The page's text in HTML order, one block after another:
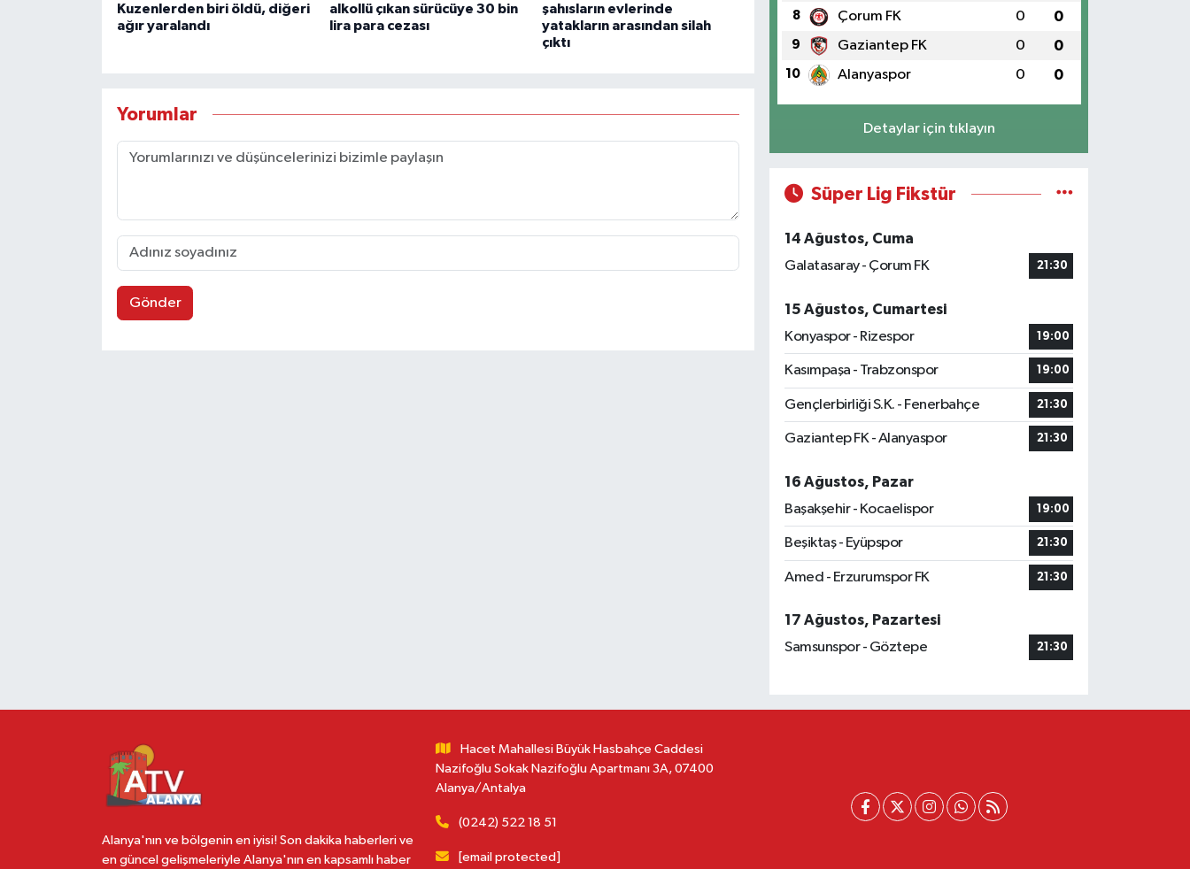
Kuzenlerden biri öldü, diğeri
ağır yaralandı
alkollü çıkan sürücüye 30 bin
lira para cezası
şahısların evlerinde
yatakların arasından silah
çıktı
Yorumlar
Gönder
8 Çorum FK 0 0
9 Gaziantep FK 0 0
10 Alanyaspor 0 0
Detaylar için tıklayın
Süper Lig Fikstür
14 Ağustos, Cuma
Galatasaray - Çorum FK
21:30
15 Ağustos, Cumartesi
Konyaspor - Rizespor
19:00
Kasımpaşa - Trabzonspor 19:00
Gençlerbirliği S.K. - Fenerbahçe 21:30
Gaziantep FK - Alanyaspor 21:30
16 Ağustos, Pazar
Başakşehir - Kocaelispor
19:00
Beşiktaş - Eyüpspor 21:30
Amed - Erzurumspor FK 21:30
17 Ağustos, Pazartesi
Samsunspor - Göztepe
21:30
Alanya'nın ve bölgenin en iyisi! Son dakika haberleri ve
en güncel gelişmeleriyle Alanya'nın en kapsamlı haber
Hacet Mahallesi Büyük Hasbahçe Caddesi
Nazifoğlu Sokak Nazifoğlu Apartmanı 3A, 07400
Alanya/Antalya
(0242) 522 18 51
[email protected]